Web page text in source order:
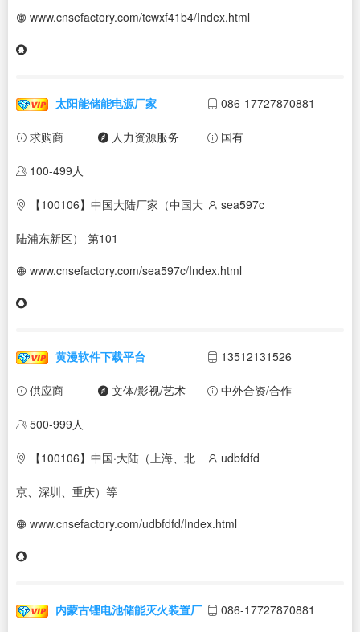
www.cnsefactory.com/tcwxf41b4/Index.html
太阳能储能电源厂家 086-17727870881
求购商 人力资源服务 国有
100-499人
【100106】中国大陆厂家（中国大
陆浦东新区）-第101
sea597c
www.cnsefactory.com/sea597c/Index.html
黄漫软件下载平台 13512131526
供应商 文体/影视/艺术 中外合资/合作
500-999人
【100106】中国·大陆（上海、北
京、深圳、重庆）等
udbfdfd
www.cnsefactory.com/udbfdfd/Index.html
内蒙古锂电池储能灭火装置厂
086-17727870881